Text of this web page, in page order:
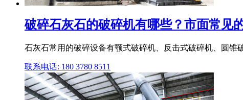
破碎石灰石的破碎机有哪些？市面常见
石灰石常用的破碎设备有颚式破碎机、反击式破碎机、圆
联系电话: 180 3780 8511